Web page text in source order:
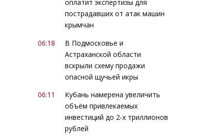
оплатит экспертизы для
пострадавших от атак машин
крымчан
06:18
В Подмосковье и
Астраханской области
вскрыли схему продажи
опасной щучьей икры
06:11
Кубань намерена увеличить
объём привлекаемых
инвестиций до 2-х триллионов
рублей